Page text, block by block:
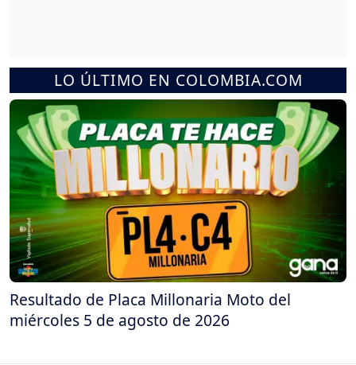
LO ÚLTIMO EN COLOMBIA.COM
Resultado de Placa Millonaria Moto del
miércoles 5 de agosto de 2026